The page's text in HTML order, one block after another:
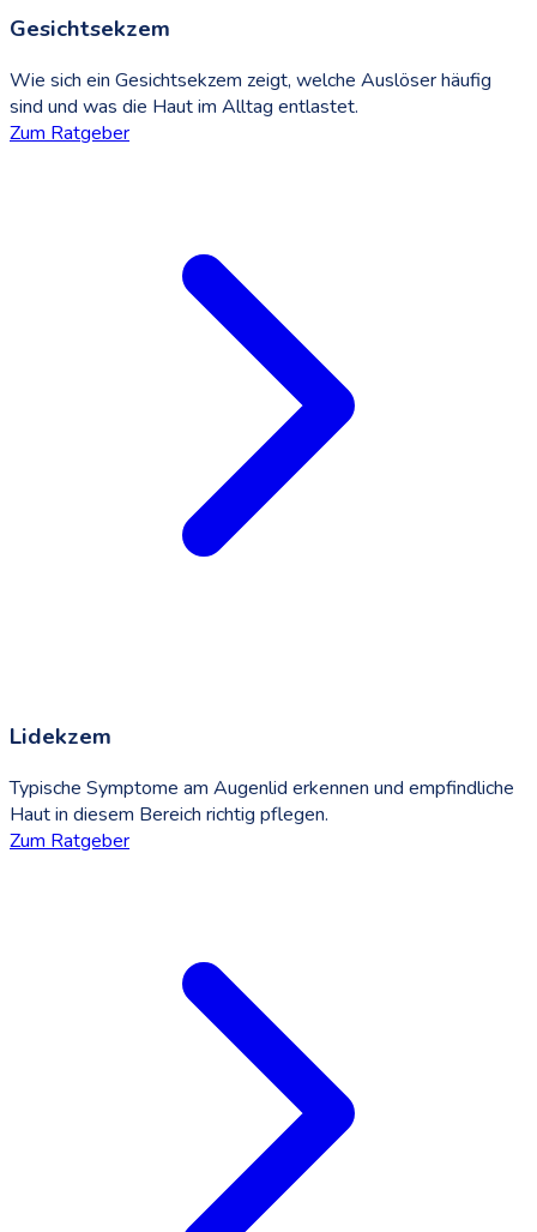
Gesichtsekzem
Wie sich ein Gesichtsekzem zeigt, welche Auslöser häufig
sind und was die Haut im Alltag entlastet.
Zum Ratgeber
Lidekzem
Typische Symptome am Augenlid erkennen und empfindliche
Haut in diesem Bereich richtig pflegen.
Zum Ratgeber